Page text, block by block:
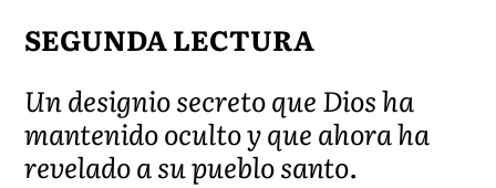
SEGUNDA LECTURA
Un designio secreto que Dios ha
mantenido oculto y que ahora ha
revelado a su pueblo santo.